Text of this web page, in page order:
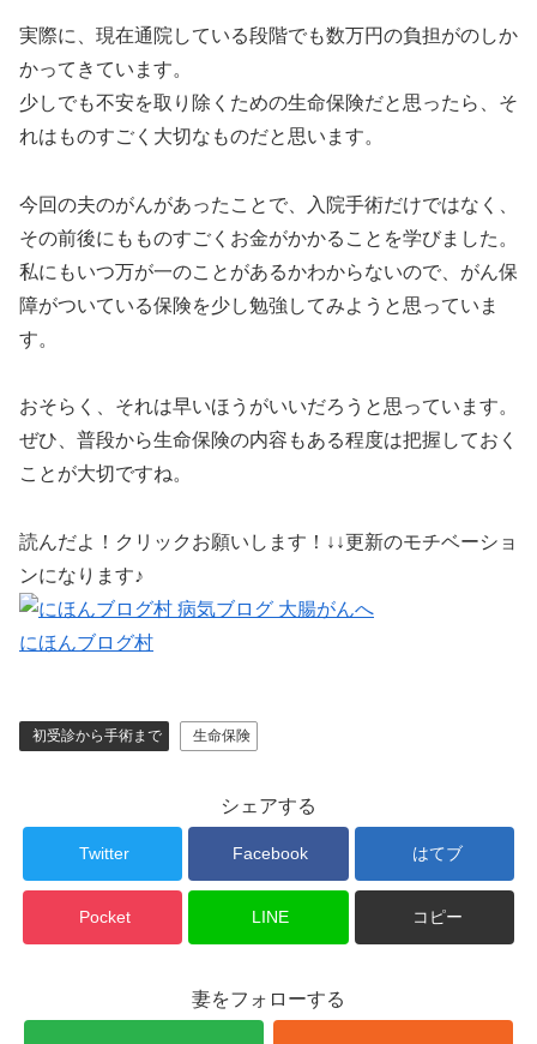
実際に、現在通院している段階でも数万円の負担がのしか
かってきています。
少しでも不安を取り除くための生命保険だと思ったら、そ
れはものすごく大切なものだと思います。
今回の夫のがんがあったことで、入院手術だけではなく、
その前後にもものすごくお金がかかることを学びました。
私にもいつ万が一のことがあるかわからないので、がん保
障がついている保険を少し勉強してみようと思っていま
す。
おそらく、それは早いほうがいいだろうと思っています。
ぜひ、普段から生命保険の内容もある程度は把握しておく
ことが大切ですね。
読んだよ！クリックお願いします！↓↓更新のモチベーショ
ンになります♪
にほんブログ村
初受診から手術まで 生命保険
シェアする
Twitter Facebook はてブ
Pocket LINE コピー
妻をフォローする